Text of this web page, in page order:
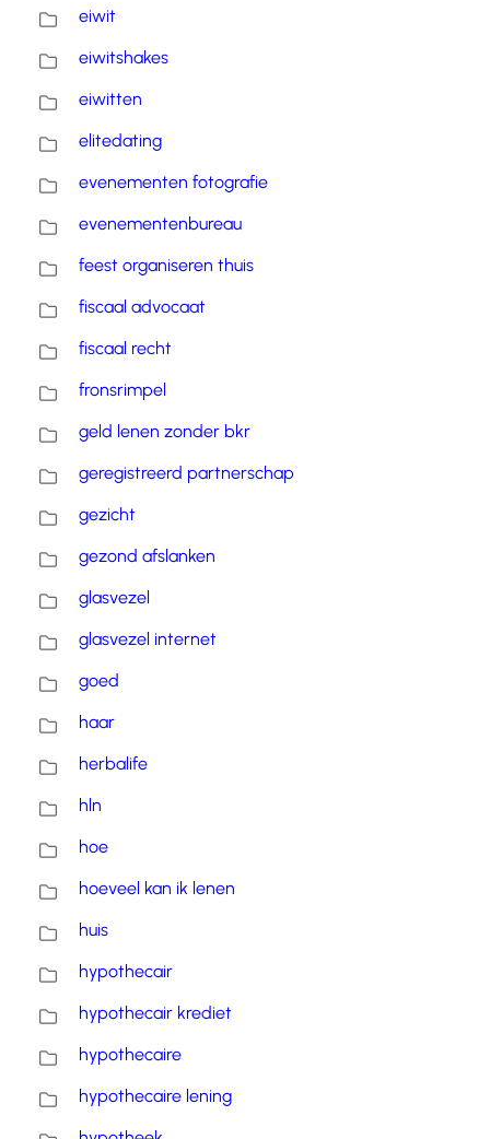
eiwit
eiwitshakes
eiwitten
elitedating
evenementen fotografie
evenementenbureau
feest organiseren thuis
fiscaal advocaat
fiscaal recht
fronsrimpel
geld lenen zonder bkr
geregistreerd partnerschap
gezicht
gezond afslanken
glasvezel
glasvezel internet
goed
haar
herbalife
hln
hoe
hoeveel kan ik lenen
huis
hypothecair
hypothecair krediet
hypothecaire
hypothecaire lening